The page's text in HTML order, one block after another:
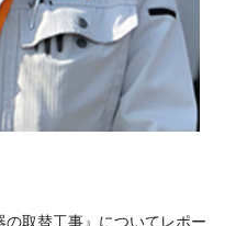
取替工事』についてレポー